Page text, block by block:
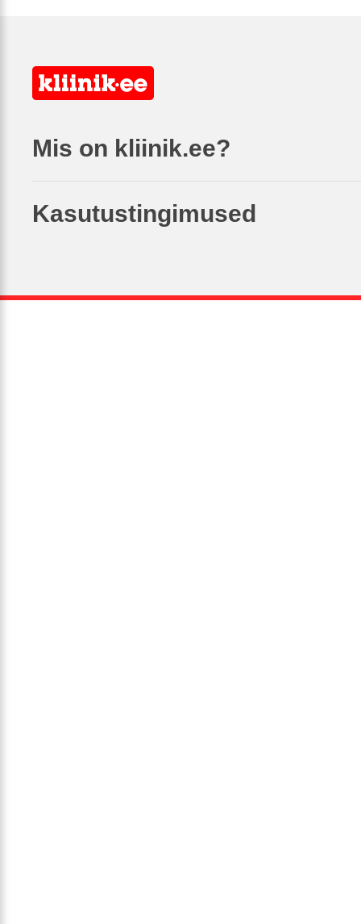
Mis on kliinik.ee?
Kasutustingimused